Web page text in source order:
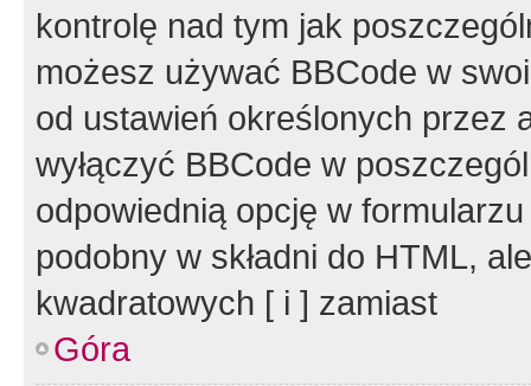
kontrolę nad tym jak
możesz używać BBCode w
od ustawień określonych przez
wyłączyć BBCode w
odpowiednią opcję w
podobny w składni do HTML,
kwadratowych [ i ] zamiast
Góra